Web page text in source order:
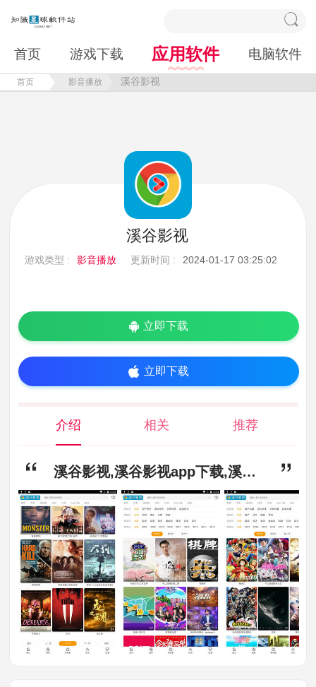
首页 游戏下载 应用软件 电脑软件
首页 影音播放 溪谷影视
溪谷影视
游戏类型 : 影音播放 更新时间 : 2024-01-17 03:25:02
立即下载
立即下载
介绍 相关 推荐
溪谷影视,溪谷影视app下载,溪谷影视app手机版官方版下载